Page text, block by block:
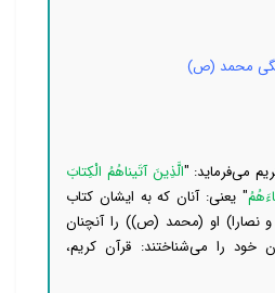
محمد (ص)
می‌فرماید: "الَّذِینَ آتَیناهُمُ الْكِتابَ
" یعنی: آنان که به ایشان کتاب
و نصارا) او (محمد (ص)) را آنچنان
خود را می‌شناختند: قرآن کریم،